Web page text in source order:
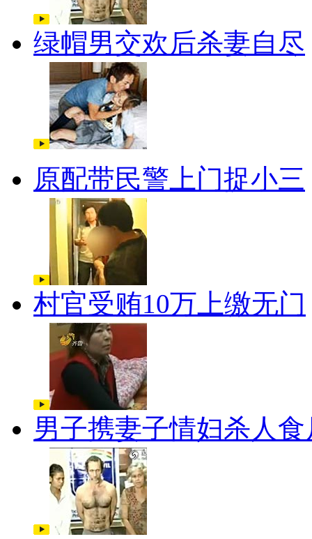
绿帽男交欢后杀妻自尽
原配带民警上门捉小三
村官受贿10万上缴无门
男子携妻子情妇杀人食